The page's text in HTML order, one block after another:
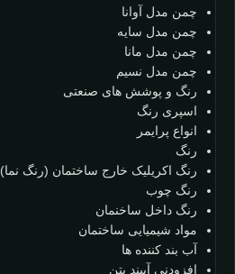
چمن مدل آوانا
چمن مدل سایه
چمن مدل مانا
چمن مدل نسیم
رنگ و پوشش های صنعتی
اسپری رنگ
انواع پرایمر
رنگ
رنگ اکریلیک خارج ساختمان (رنگ نما)
رنگ چوب
رنگ داخل ساخنمان
مواد شیمیایی ساختمان
آب بند کننده ها
افزودنی آببند بتن